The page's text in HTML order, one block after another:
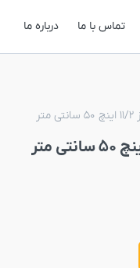
تماس با ما درباره ما